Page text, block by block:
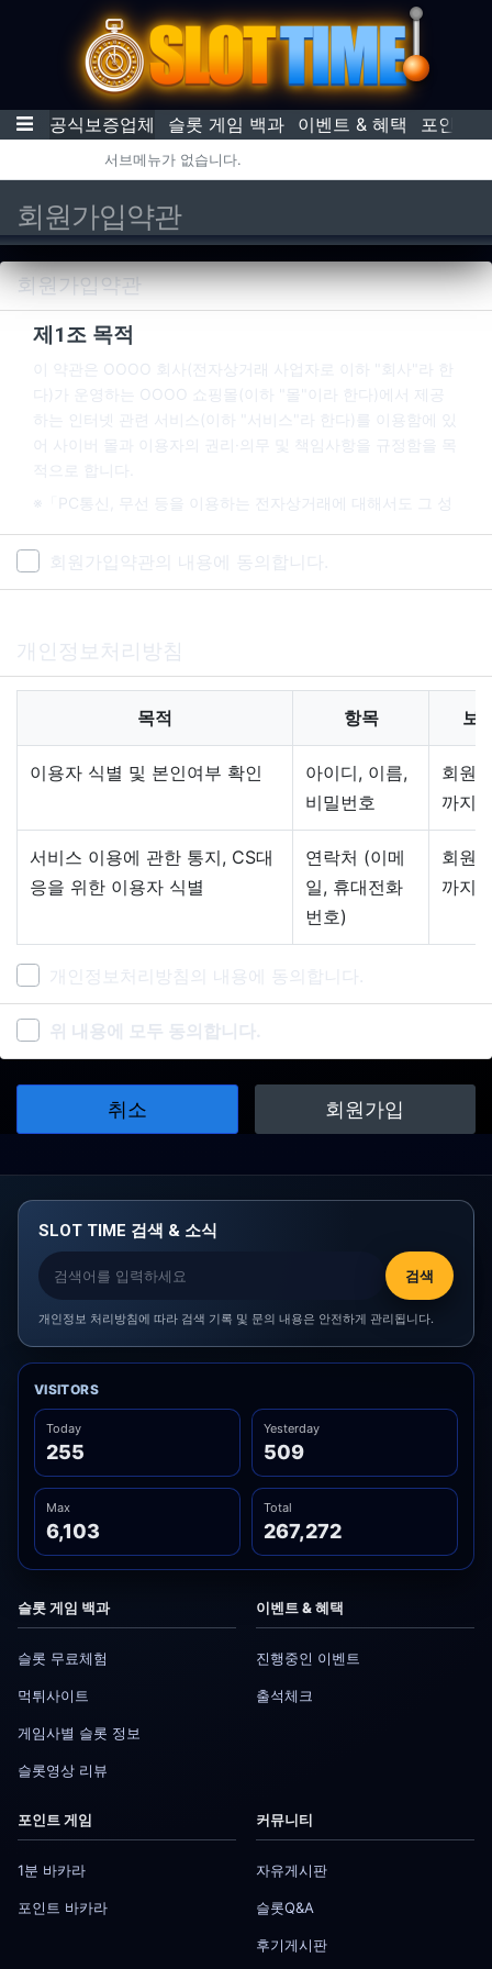
메뉴공식보증업체 슬롯 게임 백과 이벤트 & 혜택 포인트
서브메뉴가 없습니다.
회원가입약관
회원가입약관
사이트 이용약관 안내
제1조 목적
이 약관은 OOOO 회사(전자상거래 사업자로 이하 "회사"라 한
다)가 운영하는 OOOO 쇼핑몰(이하 "몰"이라 한다)에서 제공
하는 인터넷 관련 서비스(이하 "서비스"라 한다)를 이용함에 있
어 사이버 몰과 이용자의 권리·의무 및 책임사항을 규정함을 목
적으로 합니다.
※「PC통신, 무선 등을 이용하는 전자상거래에 대해서도 그 성
제2조 정의
비를 이용하여 재화 등을 거래할 수 있도록 설정한 가상
의 영업장을 말하며, 아울러 사이버몰을 운영하는 사업
자의 의미로도 사용합니다.
하는 서비스를 받는 회원 및 비회원을 말합니다.
'회원'이라 함은 “몰”에 회원등록을 한 자로서, 계속적으
로 "몰"이 제공하는 서비스를 이용할 수 있는 자를 말합
'비회원'이라 함은 회원에 가입하지 않고 "몰"이 제공하
는 서비스를 이용하는 자를 말합니다.
제3조 약관 등의 명시와 설명 및 개정
"몰"은 이 약관의 내용과 상호 및 대표자 성명, 영업소 소
포함), 전화번호·모사전송번호·전자우편주소, 사업자등
면(전면)에 게시합니다. 다만, 약관의 내용은 이용자가
연결화면을 통하여 볼 수 있도록 할 수 있습니다.
져 있는 내용 중 청약철회·배송책임·환불조건 등과 같은
중요한 내용을 이용자가 이해할 수 있도록 별도의 연결
화면 또는 팝업화면 등을 제공하여 이용자의 확인을 구
하여야 합니다.
"몰"은 「전자상거래 등에서의 소비자보호에 관한 법
률」, 「약관의 규제에 관한 법률」, 「전자문서 및 전자
거래기본법」, 「전자금융거래법」, 「전자서명법」,
「정보통신망 이용촉진 및 정보보호 등에 관한 법률」,
련 법을 위배하지 않는 범위에서 이 약관을 개정할 수 있
습니다.
"몰"이 약관을 개정할 경우에는 적용일자 및 개정사유를
명시하여 현행약관과 함께 몰의 초기화면에 그 적용일자
7일 이전부터 적용일자 전일까지 공지합니다. 다만, 이용
자에게 불리하게 약관내용을 변경하는 경우에는 최소한
30일 이상의 사전 유예기간을 두고 공지합니다. 이 경우
여 이용자가 알기 쉽도록 표시합니다.
"몰"이 약관을 개정할 경우에는 그 개정약관은 그 적용일
자 이후에 체결되는 계약에만 적용되고 그 이전에 이미
적용됩니다. 다만 이미 계약을 체결한 이용자가 개정약
관 조항의 적용을 받기를 원하는 뜻을 제3항에 의한 개
받은 경우에는 개정약관 조항이 적용됩니다.
하여는 전자상거래 등에서의 소비자보호에 관한 법률,
「전자상거래 등에서의 소비자 보호지침」 및 관계법령
또는 상관례에 따릅니다.
제4조 서비스의 제공 및 변경
회원가입약관의 내용에 동의합니다.
개인정보처리방침
목적 항목 보
이용자 식별 및 본인여부 확인
아이디, 이름,
비밀번호
회원
까지
서비스 이용에 관한 통지, CS대
응을 위한 이용자 식별
연락처 (이메
일, 휴대전화
번호)
회원
까지
개인정보처리방침의 내용에 동의합니다.
위 내용에 모두 동의합니다.
회원가입
취소
SLOT TIME 검색 & 소식
검색
개인정보 처리방침에 따라 검색 기록 및 문의 내용은 안전하게 관리됩니다.
VISITORS
Today
255
Yesterday
509
Max
6,103
Total
267,272
슬롯 게임 백과
슬롯 무료체험
먹튀사이트
게임사별 슬롯 정보
슬롯영상 리뷰
이벤트 & 혜택
진행중인 이벤트
출석체크
포인트 게임
1분 바카라
포인트 바카라
커뮤니티
자유게시판
슬롯Q&A
후기게시판